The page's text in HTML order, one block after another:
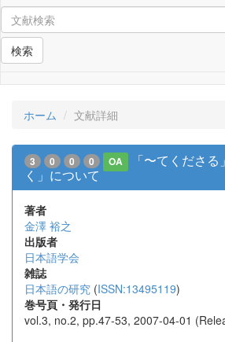
検索
ホーム 文献詳細
3 0 0 0 OA
「〜てくださ
く」について
著者
金澤 裕之
出版者
日本語学会
雑誌
日本語の研究 (ISSN:13495119)
巻号頁・発行日
vol.3, no.2, pp.47-53, 2007-04-01